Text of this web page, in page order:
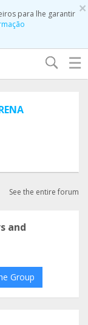
×
para lhe garantir
☰
See the entire forum
and
Group